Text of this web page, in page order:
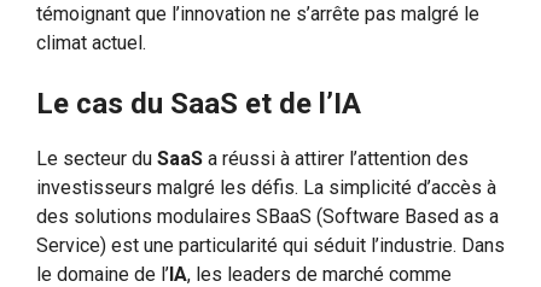
témoignant que l’innovation ne s’arrête pas malgré le
climat actuel.
Le cas du SaaS et de l’IA
Le secteur du SaaS a réussi à attirer l’attention des
investisseurs malgré les défis. La simplicité d’accès à
des solutions modulaires SBaaS (Software Based as a
Service) est une particularité qui séduit l’industrie. Dans
le domaine de l’IA, les leaders de marché comme